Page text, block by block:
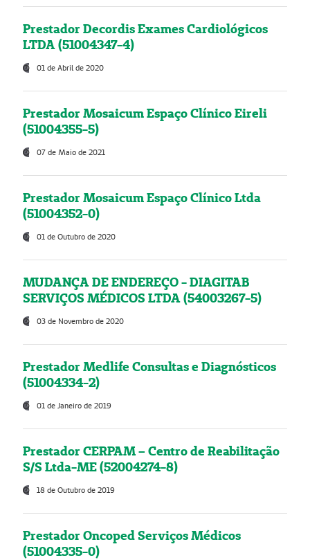
Prestador Decordis Exames Cardiológicos
LTDA (51004347-4)
01 de Abril de 2020
Prestador Mosaicum Espaço Clínico Eireli
(51004355-5)
07 de Maio de 2021
Prestador Mosaicum Espaço Clínico Ltda
(51004352-0)
01 de Outubro de 2020
MUDANÇA DE ENDEREÇO - DIAGITAB
SERVIÇOS MÉDICOS LTDA (54003267-5)
03 de Novembro de 2020
Prestador Medlife Consultas e Diagnósticos
(51004334-2)
01 de Janeiro de 2019
Prestador CERPAM – Centro de Reabilitação
S/S Ltda-ME (52004274-8)
18 de Outubro de 2019
Prestador Oncoped Serviços Médicos
(51004335-0)